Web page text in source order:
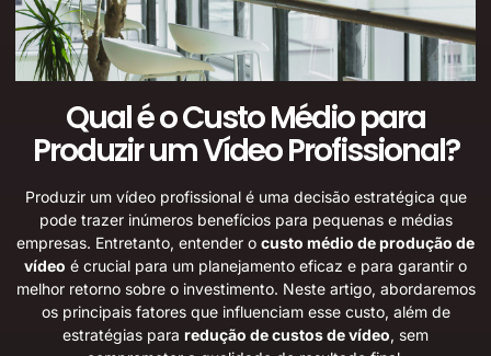
Qual é o Custo Médio para
Produzir um Vídeo Profissional?
Produzir um vídeo profissional é uma decisão estratégica que
pode trazer inúmeros benefícios para pequenas e médias
empresas. Entretanto, entender o custo médio de produção de
vídeo é crucial para um planejamento eficaz e para garantir o
melhor retorno sobre o investimento. Neste artigo, abordaremos
os principais fatores que influenciam esse custo, além de
estratégias para redução de custos de vídeo, sem